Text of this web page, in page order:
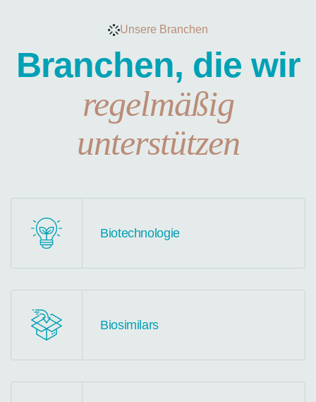
Unsere Branchen
Branchen, die wir
regelmäßig
unterstützen
Biotechnologie
Biosimilars